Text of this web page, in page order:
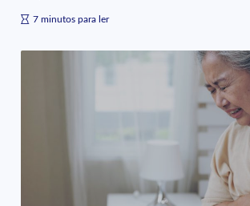
7 minutos para ler